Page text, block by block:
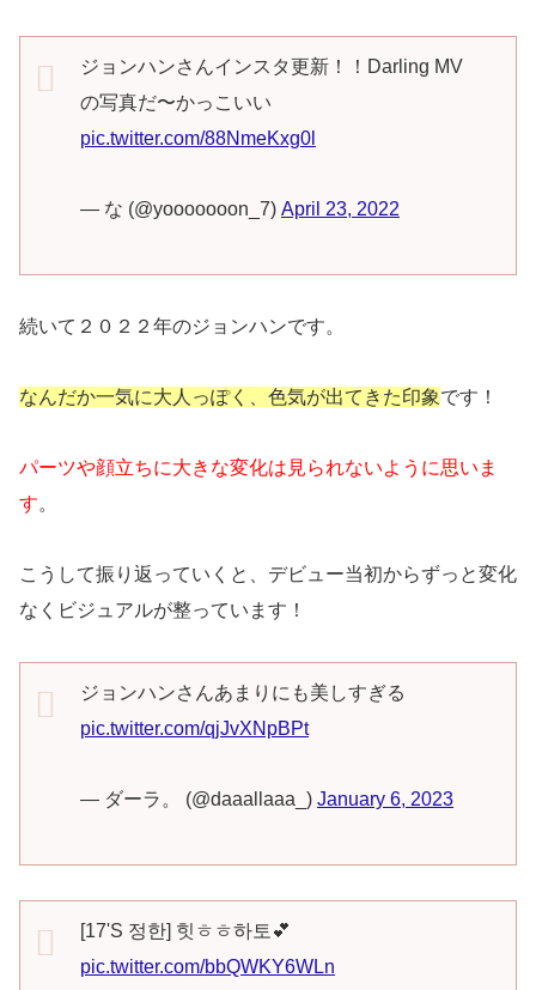
ジョンハンさんインスタ更新！！Darling MV
の写真だ〜かっこいい
pic.twitter.com/88NmeKxg0l
— な (@yooooooon_7) April 23, 2022
続いて２０２２年のジョンハンです。
なんだか一気に大人っぽく、色気が出てきた印象です！
パーツや顔立ちに大きな変化は見られないように思いま
す。
こうして振り返っていくと、デビュー当初からずっと変化
なくビジュアルが整っています！
ジョンハンさんあまりにも美しすぎる
pic.twitter.com/qjJvXNpBPt
— ダーラ。 (@daaallaaa_) January 6, 2023
[17'S 정한] 힛ㅎㅎ하토💕
pic.twitter.com/bbQWKY6WLn